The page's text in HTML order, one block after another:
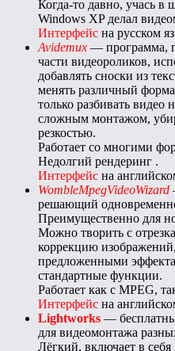
Когда-то давно, учась в
Windows XP делал
Интерфейс на русском
Avidemux — программа,
части видеороликов,
добавлять сноски из
менять различный
только разбивать видео
сложным монтажом,
резкостью.
Работает со многими
Недолгий рендеринг .
Интерфейс на
WombleMpegVideoWizard
решающий
Преимущественно для
Можно творить с
коррекцию
предложенными
стандартные функции.
Работает как с MPEG,
Интерфейс на
Lightworks —
для видеомонтажа
Лёгкий, включает в себя